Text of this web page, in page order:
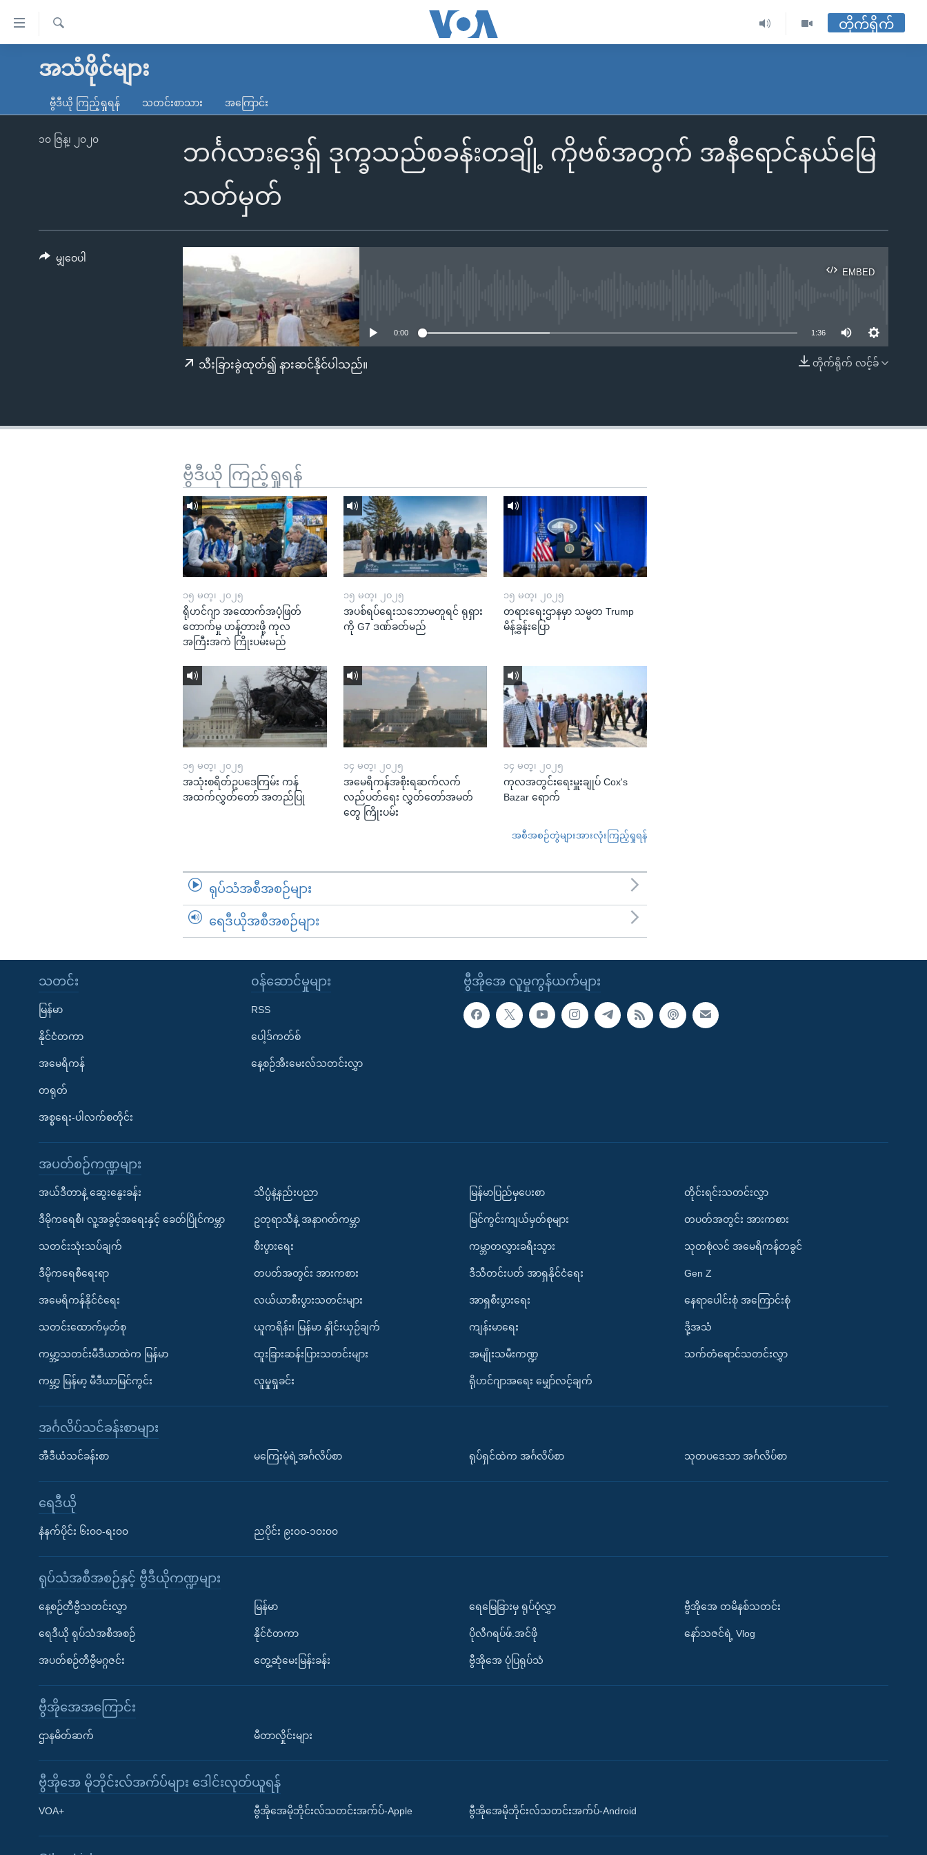
လွယ်ကူ
သည့်
ရန်
မူလစာမျက်နှာ
ကမ္ဘာ့သတင်းများ
နိုင်ငံတကာ
မကြေးမုံရဲ့ အင်္ဂလိပ်စာ
ရေဒီယို
ရေဒီယိုနှင့်ရုပ်သံ အချက်အလက်များ
Learning English
ရ
တိုက်ရိုက်
အသံဖိုင်များ
ဗွီဒီယို ကြည့်ရှုရန် သတင်းစာသား အကြောင်း
ဘင်္ဂလားဒေ့ရှ် ဒုက္ခသည်စခန်းတချို့ ကိုဗစ်အတွက် အနီရောင်နယ်မြေ
သတ်မှတ်
၁၀ ဇြန္၊ ၂၀၂၀
EMBED
EMBED
0:00 1:36
တိုက်ရိုက် လင့်ခ်
သီးခြားခွဲထုတ်၍ နားဆင်နိုင်ပါသည်။
မျှဝေပါ
ဗွီဒီယို ကြည့်ရှုရန်
၁၅ မတ္၊ ၂၀၂၅
ရိုဟင်ဂျာ အထောက်အပံ့ဖြတ်
တောက်မှု ဟန့်တားဖို့ ကုလ
အကြီးအကဲ ကြိုးပမ်းမည်
၁၅ မတ္၊ ၂၀၂၅
အပစ်ရပ်ရေးသဘောမတူရင် ရုရှား
ကို G7 ဒဏ်ခတ်မည်
၁၅ မတ္၊ ၂၀၂၅
တရားရေးဌာနမှာ သမ္မတ Trump
မိန့်ခွန်းပြော
၁၅ မတ္၊ ၂၀၂၅
အသုံးစရိတ်ဥပဒေကြမ်း ကန်
အထက်လွှတ်တော် အတည်ပြု
၁၄ မတ္၊ ၂၀၂၅
အမေရိကန်အစိုးရဆက်လက်
လည်ပတ်ရေး လွှတ်တော်အမတ်
တွေ ကြိုးပမ်း
၁၄ မတ္၊ ၂၀၂၅
ကုလအတွင်းရေးမှူးချုပ် Cox's
Bazar ရောက်
အစီအစဉ်တွဲများအားလုံးကြည့်ရှုရန်
ရုပ်သံအစီအစဉ်များ
ရေဒီယိုအစီအစဉ်များ
ဗွီအိုအေ လူမှုကွန်ယက်များ
သတင်း
မြန်မာ
နိုင်ငံတကာ
အမေရိကန်
တရုတ်
အစ္စရေး-ပါလက်စတိုင်း
၀န်ဆောင်မှုများ
RSS
ပေါ့ဒ်ကတ်စ်
နေ့စဉ်အီးမေးလ်သတင်းလွှာ
အပတ်စဉ်ကဏ္ဍများ
အယ်ဒီတာနဲ့ ဆွေးနွေးခန်း
ဒီမိုကရေစီ၊ လူ့အခွင့်အရေးနှင့် ခေတ်ပြိုင်ကမ္ဘာ
သတင်းသုံးသပ်ချက်
ဒီမိုကရေစီရေးရာ
အမေရိကန်နိုင်ငံရေး
သတင်းထောက်မှတ်စု
ကမ္ဘာ့သတင်းမီဒီယာထဲက မြန်မာ
ကမ္ဘာ့ မြန်မာ့ မီဒီယာမြင်ကွင်း
သိပ္ပံနဲ့နည်းပညာ
ဥတုရာသီနဲ့ အနာဂတ်ကမ္ဘာ
စီးပွားရေး
တပတ်အတွင်း အားကစား
လယ်ယာစီးပွားသတင်းများ
ယူကရိန်း၊ မြန်မာ နှိုင်းယှဉ်ချက်
ထူးခြားဆန်းပြားသတင်းများ
လူမှုရှုခင်း
မြန်မာပြည်မှပေးစာ
မြင်ကွင်းကျယ်မှတ်စုများ
ကမ္ဘာတလွှားခရီးသွား
ဒီသီတင်းပတ် အာရှနိုင်ငံရေး
အာရှစီးပွားရေး
ကျန်းမာရေး
အမျိုးသမီးကဏ္ဍ
ရိုဟင်ဂျာအရေး မျှော်လင့်ချက်
တိုင်းရင်းသတင်းလွှာ
တပတ်အတွင်း အားကစား
သုတစုံလင် အမေရိကန်တခွင်
Gen Z
နေရာပေါင်းစုံ အကြောင်းစုံ
ဒို့အသံ
သက်တံရောင်သတင်းလွှာ
အင်္ဂလိပ်သင်ခန်းစာများ
အီဒီယံသင်ခန်းစာ မကြေးမုံရဲ့အင်္ဂလိပ်စာ ရုပ်ရှင်ထဲက အင်္ဂလိပ်စာ သုတပဒေသာ အင်္ဂလိပ်စာ
ရေဒီယို
နံနက်ပိုင်း ၆း၀၀-ရး၀၀ ညပိုင်း ၉း၀၀-၁၀း၀၀
ရုပ်သံအစီအစဉ်နှင့် ဗွီဒီယိုကဏ္ဍများ
နေ့စဉ်တီဗွီသတင်းလွှာ
ရေဒီယို ရုပ်သံအစီအစဉ်
အပတ်စဉ်တီဗွီမဂ္ဂဇင်း
မြန်မာ
နိုင်ငံတကာ
တွေ့ဆုံမေးမြန်းခန်း
ရေမြေခြားမှ ရုပ်ပုံလွှာ
ပိုလီဂရပ်ဖ်.အင်ဖို
ဗွီအိုအေ ပုံပြရုပ်သံ
ဗွီအိုအေ တမိနစ်သတင်း
နော်သဇင်ရဲ့ Vlog
ဗွီအိုအေအကြောင်း
ဌာနမိတ်ဆက် မီတာလှိုင်းများ
ဗွီအိုအေ မိုဘိုင်းလ်အက်ပ်များ ဒေါင်းလုတ်ယူရန်
VOA+ ဗွီအိုအေမိုဘိုင်းလ်သတင်းအက်ပ်-Apple ဗွီအိုအေမိုဘိုင်းလ်သတင်းအက်ပ်-Android